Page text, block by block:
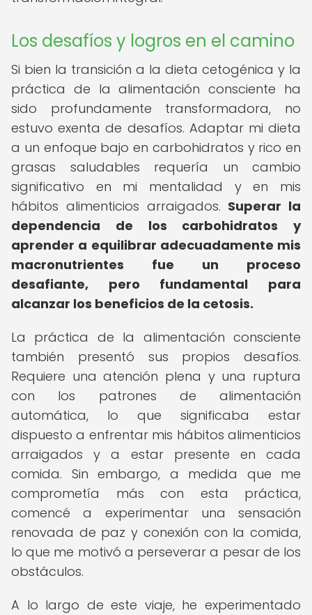
Los desafíos y logros en el camino
Si bien la transición a la dieta cetogénica y la
práctica de la alimentación consciente ha
sido profundamente transformadora, no
estuvo exenta de desafíos. Adaptar mi dieta
a un enfoque bajo en carbohidratos y rico en
grasas saludables requería un cambio
significativo en mi mentalidad y en mis
hábitos alimenticios arraigados. Superar la
dependencia de los carbohidratos y
aprender a equilibrar adecuadamente mis
macronutrientes fue un proceso
desafiante, pero fundamental para
alcanzar los beneficios de la cetosis.
La práctica de la alimentación consciente
también presentó sus propios desafíos.
Requiere una atención plena y una ruptura
con los patrones de alimentación
automática, lo que significaba estar
dispuesto a enfrentar mis hábitos alimenticios
arraigados y a estar presente en cada
comida. Sin embargo, a medida que me
comprometía más con esta práctica,
comencé a experimentar una sensación
renovada de paz y conexión con la comida,
lo que me motivó a perseverar a pesar de los
obstáculos.
A lo largo de este viaje, he experimentado